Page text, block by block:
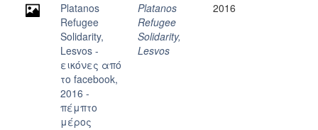
Platanos
Refugee
Solidarity,
Lesvos -
εικόνες από
το facebook,
2016 -
πέμπτο
μέρος
Platanos
Refugee
Solidarity,
Lesvos
2016